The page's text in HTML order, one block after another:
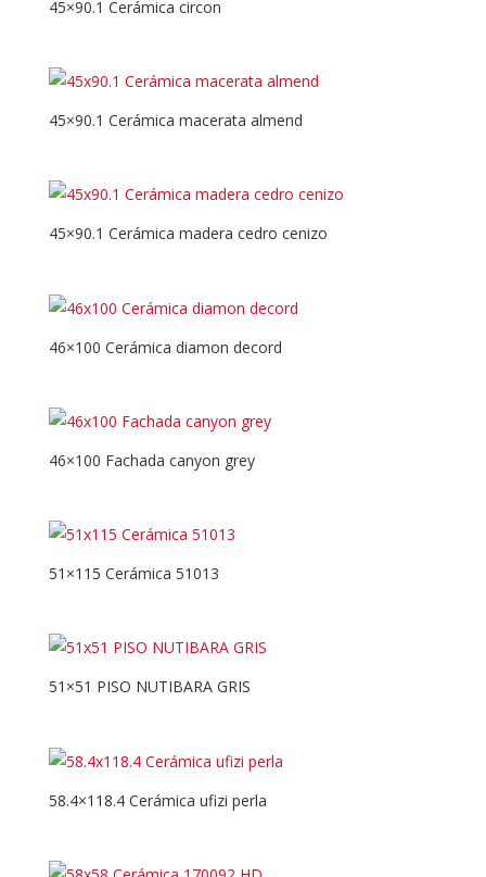
45×90.1 Cerámica circon
45×90.1 Cerámica macerata almend
45×90.1 Cerámica madera cedro cenizo
46×100 Cerámica diamon decord
46×100 Fachada canyon grey
51×115 Cerámica 51013
51×51 PISO NUTIBARA GRIS
58.4×118.4 Cerámica ufizi perla